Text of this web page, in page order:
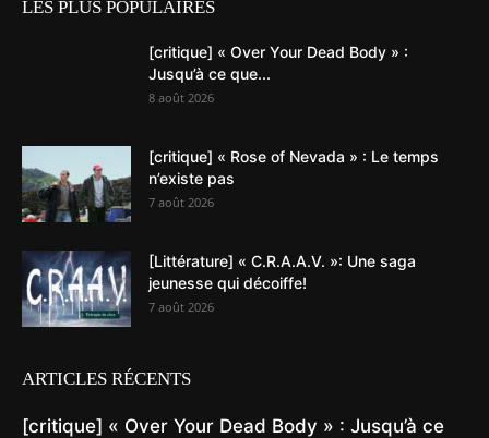
LES PLUS POPULAIRES
[critique] « Over Your Dead Body » :
Jusqu’à ce que...
8 août 2026
[critique] « Rose of Nevada » : Le temps
n’existe pas
7 août 2026
[Littérature] « C.R.A.A.V. »: Une saga
jeunesse qui décoiffe!
7 août 2026
ARTICLES RÉCENTS
[critique] « Over Your Dead Body » : Jusqu’à ce